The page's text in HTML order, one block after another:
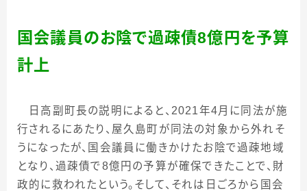
国会議員のお陰で過疎債8億円を予算
計上
日高副町長の説明によると、 2021年4月に同法が施
行されるにあたり、屋久島町が同法の対象から外れそ
うになったが、国会議員に働きかけたお陰で過疎地域
となり、過疎債で 8億円の予算が確保できたことで、財
政的に救われたという。そして、それは日ごろから国会